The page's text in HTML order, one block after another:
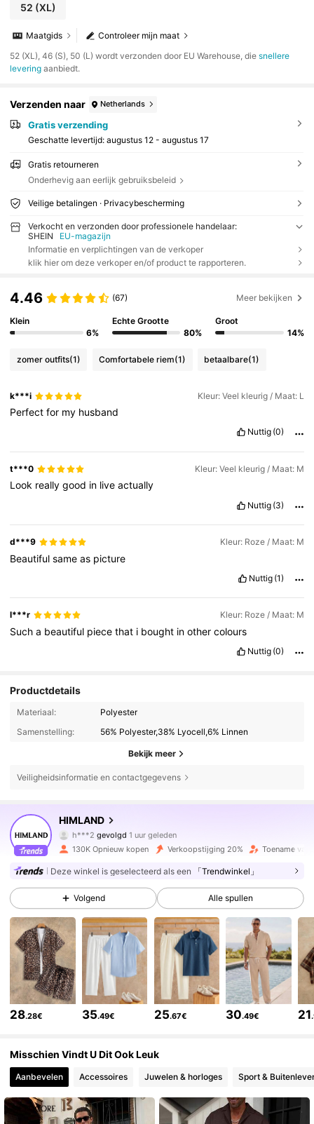
52 (XL)
Controleer mijn maat
Maatgids
​52 (XL), 46 (S), 50 (L) wordt verzonden door EU Warehouse, diesnellere
levering aanbiedt.
Verzenden naar Netherlands
Gratis verzending
Geschatte levertijd: augustus 12 - augustus 17
Gratis retourneren
Onderhevig aan eerlijk gebruiksbeleid
Veilige betalingen · Privacybescherming
Verkocht en verzonden door professionele handelaar:
SHEIN
EU-magazijn
Informatie en verplichtingen van de verkoper
klik hier om deze verkoper en/of product te rapporteren.
4.46 (67) Meer bekijken
Klein
6%
Echte Grootte
80%
Groot
14%
zomer outfits(1) Comfortabele riem(1) betaalbare(1)
k***i Kleur: Veel kleurig / Maat: L
Perfectfor my husband
Nuttig (0)
t***0 Kleur: Veel kleurig / Maat: M
Look reallygood in liveactually
Nuttig (3)
d***9 Kleur: Roze / Maat: M
Beautifulsameas picture
Nuttig (1)
l***r Kleur: Roze / Maat: M
Sucha beautiful piecethat i bought inothercolours
Nuttig (0)
Productdetails
Materiaal:
Polyester
Samenstelling:
56% Polyester,38% Lyocell,6% Linnen
Bekijk meer
Veiligheidsinformatie en contactgegevens
HIMLAND
4.84 187K Volgers
h***2 gevolgd
c***9is aan het browsen
4.84
187K Volgers
4.84 187K Volgers
4.84 187K Volgers
4.84 187K Volgers
4.84
130K Opnieuw kopen Verkoopstijging 20% Toename van
Deze winkel is geselecteerd als een 「Trendwinkel」
Volgend Alle spullen
28.28€ 35.49€ 25.67€ 30.49€ 21
Misschien Vindt U Dit Ook Leuk
Aanbevelen Accessoires Juwelen & horloges Sport &